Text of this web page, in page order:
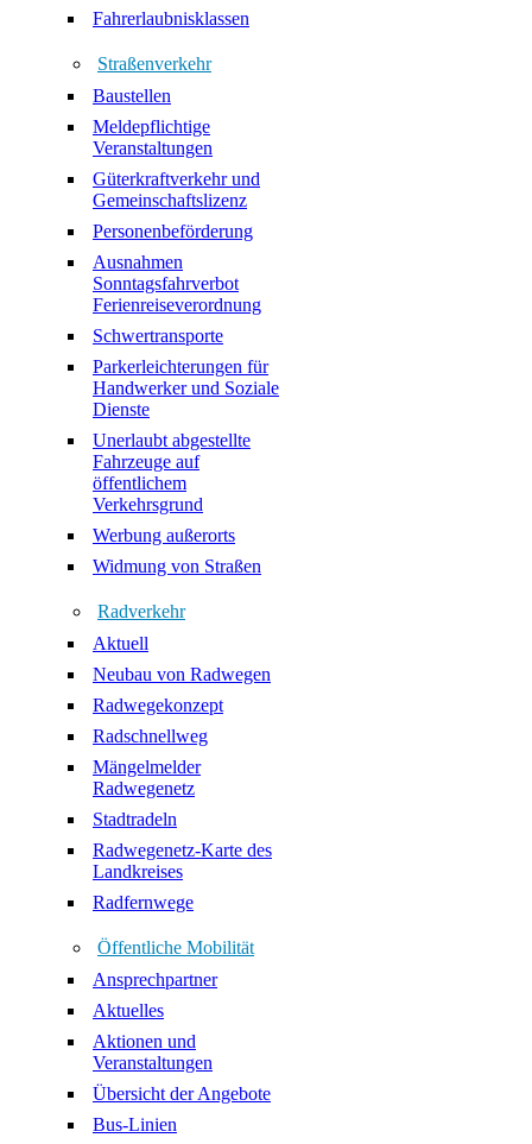
Fahrerlaubnisklassen
Straßenverkehr
Baustellen
Meldepflichtige
Veranstaltungen
Güterkraftverkehr und
Gemeinschaftslizenz
Personenbeförderung
Ausnahmen
Sonntagsfahrverbot
Ferienreiseverordnung
Schwertransporte
Parkerleichterungen für
Handwerker und Soziale
Dienste
Unerlaubt abgestellte
Fahrzeuge auf
öffentlichem
Verkehrsgrund
Werbung außerorts
Widmung von Straßen
Radverkehr
Aktuell
Neubau von Radwegen
Radwegekonzept
Radschnellweg
Mängelmelder
Radwegenetz
Stadtradeln
Radwegenetz-Karte des
Landkreises
Radfernwege
Öffentliche Mobilität
Ansprechpartner
Aktuelles
Aktionen und
Veranstaltungen
Übersicht der Angebote
Bus-Linien